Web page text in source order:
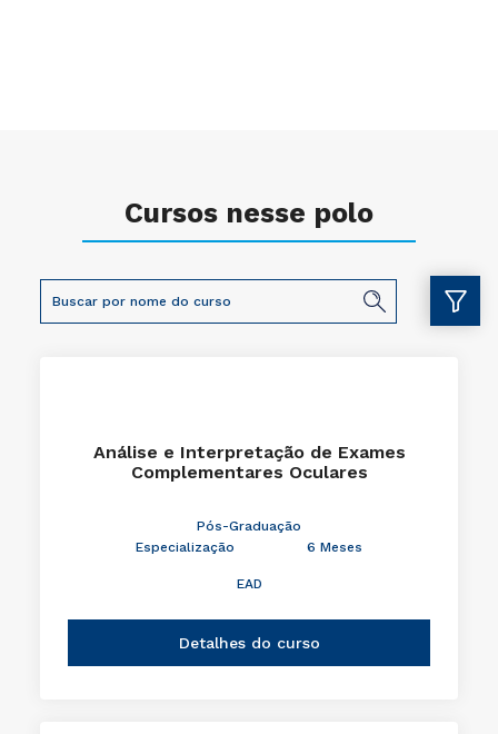
Cursos nesse polo
Análise e Interpretação de Exames
Complementares Oculares
Pós-Graduação
Especialização
6 Meses
EAD
Detalhes do curso